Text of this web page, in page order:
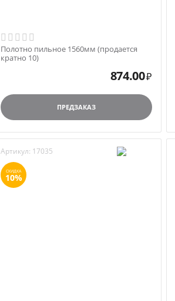
Полотно пильное 1560мм (продается
кратно 10)
874.00₽
ПРЕДЗАКАЗ
Артикул: 17035
СКИДКА
10%